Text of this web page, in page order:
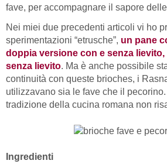
fave, per accompagnare il sapore
Nei miei due precedenti articoli vi ho
sperimentazioni “etrusche”, un pane
doppia versione con e senza lievito,
senza lievito. Ma è anche possibile
continuità con queste brioches, i
utilizzavano sia le fave che il
tradizione della cucina romana non
Ingredienti